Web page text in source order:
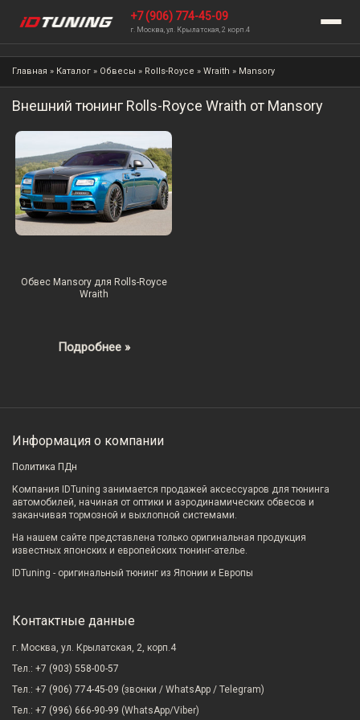
+7 (906) 774-45-09
г. Москва, ул. Крылатская, 2 корп.4
Главная » Каталог » Обвесы » Rolls-Royce » Wraith » Mansory
Внешний тюнинг Rolls-Royce Wraith от Mansory
Обвес Mansory для Rolls-Royce
Wraith
Подробнее »
Информация о компании
Политика ПДн
Компания IDTuning занимается продажей аксессуаров для тюнинга
автомобилей, начиная от оптики и аэродинамических обвесов и
заканчивая тормозной и выхлопной системами.
На нашем сайте представлена только оригинальная продукция
известных японских и европейских тюнинг-ателье.
IDTuning - оригинальный тюнинг из Японии и Европы
Контактные данные
г. Москва, ул. Крылатская, 2, корп.4
Тел.: +7 (903) 558-00-57
Тел.: +7 (906) 774-45-09 (звонки / WhatsApp / Telegram)
Тел.: +7 (996) 666-90-99 (WhatsApp/Viber)